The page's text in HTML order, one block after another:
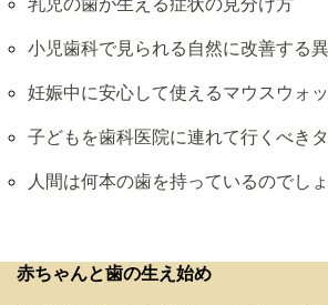
小児歯科で見られる自然に改善する
妊娠中に安心して使えるマウスウォ
子どもを歯科医院に連れて行くべき
人間は何本の歯を持っているのでし
赤ちゃんと歯の生え始め